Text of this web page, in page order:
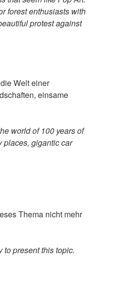
forest enthusiasts with
protest against
Welt einer
einsame
world of 100 years of
places, gigantic car
Thema nicht mehr
to present this topic.